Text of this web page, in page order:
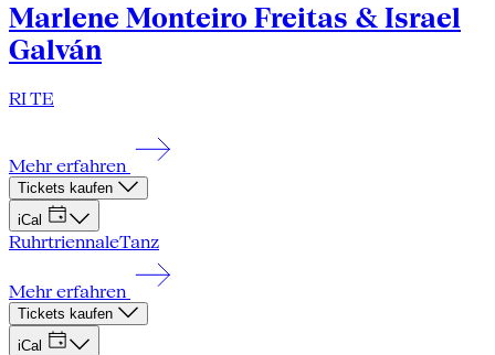
Marlene Monteiro Freitas & Israel
Galván
RI TE
Mehr erfahren
Tickets kaufen
iCal
RuhrtriennaleTanz
Mehr erfahren
Tickets kaufen
iCal